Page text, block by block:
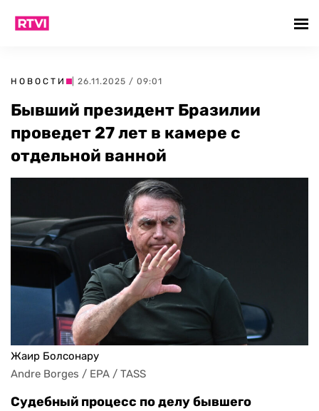
НОВОСТИ | 26.11.2025 / 09:01
Бывший президент Бразилии
проведет 27 лет в камере с
отдельной ванной
Жаир Болсонару
Andre Borges / EPA / TASS
Судебный процесс по делу бывшего